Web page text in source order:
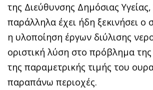
της Διεύθυνσης Δημόσιας
παράλληλα έχει ήδη ξεκινήσει ο
η υλοποίηση έργων διύλισης
οριστική λύση στο πρόβλημα
της παραμετρικής τιμής του
παραπάνω περιοχές.